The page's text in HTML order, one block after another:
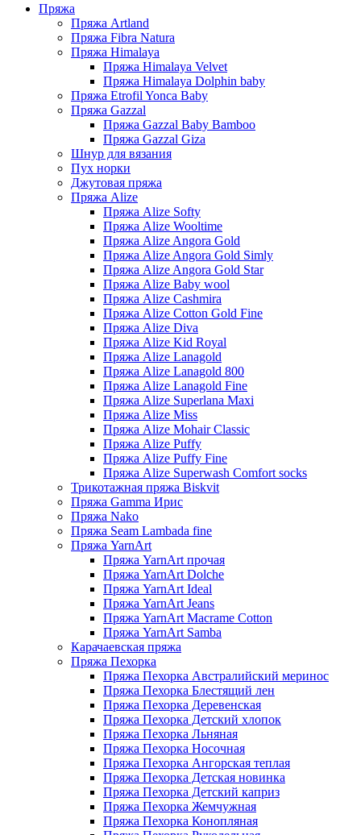
Пряжа
Пряжа Artland
Пряжа Fibra Natura
Пряжа Himalaya
Пряжа Himalaya Velvet
Пряжа Himalaya Dolphin baby
Пряжа Etrofil Yonca Baby
Пряжа Gazzal
Пряжа Gazzal Baby Bamboo
Пряжа Gazzal Giza
Шнур для вязания
Пух норки
Джутовая пряжа
Пряжа Alize
Пряжа Alize Softy
Пряжа Alize Wooltime
Пряжа Alize Angora Gold
Пряжа Alize Angora Gold Simly
Пряжа Alize Angora Gold Star
Пряжа Alize Baby wool
Пряжа Alize Cashmira
Пряжа Alize Cotton Gold Fine
Пряжа Alize Diva
Пряжа Alize Kid Royal
Пряжа Alize Lanagold
Пряжа Alize Lanagold 800
Пряжа Alize Lanagold Fine
Пряжа Alize Superlana Maxi
Пряжа Alize Miss
Пряжа Alize Mohair Classic
Пряжа Alize Puffy
Пряжа Alize Puffy Fine
Пряжа Alize Superwash Comfort socks
Трикотажная пряжа Biskvit
Пряжа Gamma Ирис
Пряжа Nako
Пряжа Seam Lambada fine
Пряжа YarnArt
Пряжа YarnArt прочая
Пряжа YarnArt Dolche
Пряжа YarnArt Ideal
Пряжа YarnArt Jeans
Пряжа YarnArt Macrame Cotton
Пряжа YarnArt Samba
Карачаевская пряжа
Пряжа Пехорка
Пряжа Пехорка Австралийский меринос
Пряжа Пехорка Блестящий лен
Пряжа Пехорка Деревенская
Пряжа Пехорка Детский хлопок
Пряжа Пехорка Льняная
Пряжа Пехорка Носочная
Пряжа Пехорка Ангорская теплая
Пряжа Пехорка Детская новинка
Пряжа Пехорка Детский каприз
Пряжа Пехорка Жемчужная
Пряжа Пехорка Конопляная